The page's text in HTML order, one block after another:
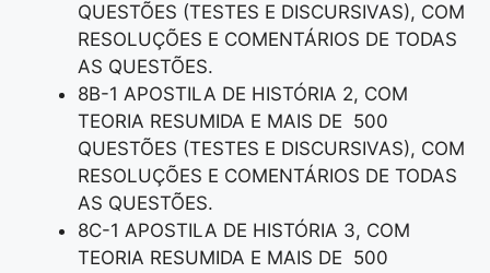
QUESTÕES (TESTES E DISCURSIVAS), COM
RESOLUÇÕES E COMENTÁRIOS DE TODAS
AS QUESTÕES.
8B-1 APOSTILA DE HISTÓRIA 2, COM
TEORIA RESUMIDA E MAIS DE 500
QUESTÕES (TESTES E DISCURSIVAS), COM
RESOLUÇÕES E COMENTÁRIOS DE TODAS
AS QUESTÕES.
8C-1 APOSTILA DE HISTÓRIA 3, COM
TEORIA RESUMIDA E MAIS DE 500